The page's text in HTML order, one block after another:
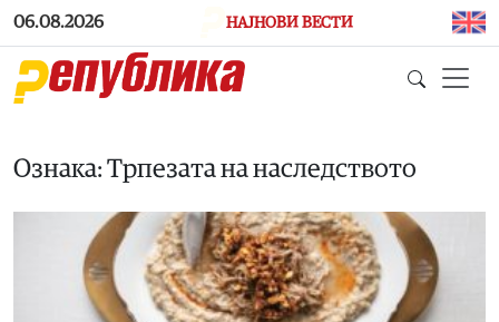
Skip to main content
06.08.2026 НАЈНОВИ ВЕСТИ
Ознака: Трпезата на наследството